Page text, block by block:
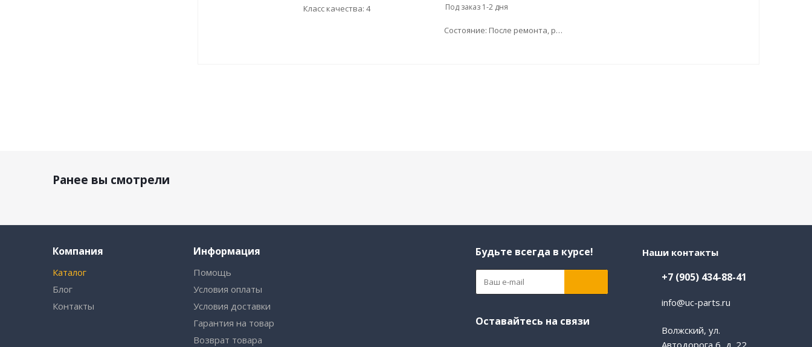
Класс качества: 4
Под заказ 1-2 дня
Состояние: После ремонта, рихтована, под окрас. Дверь левая передняя - 4100 7284511 / 41007284511 / 41 00 7 284 511
Ранее вы смотрели
Компания
Каталог
Блог
Контакты
Информация
Помощь
Условия оплаты
Условия доставки
Гарантия на товар
Возврат товара
Будьте всегда в курсе!
Оставайтесь на связи
Наши контакты
+7 (905) 434-88-41
info@uc-parts.ru
Волжский, ул.
Автодорога 6, д. 22